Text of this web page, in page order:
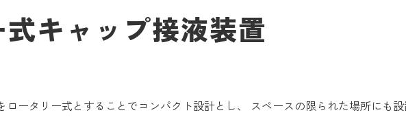
キャップ接液装置
ロータリー式とすることでコンパクト設計とし、 スペースの限られた場所にも